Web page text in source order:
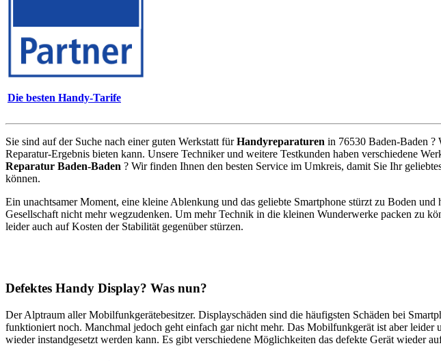
Die besten Handy-Tarife
Sie sind auf der Suche nach einer guten Werkstatt fürHandyreparaturen in 76530 Baden-Baden ?
Reparatur-Ergebnis bieten kann. Unsere Techniker und weitere Testkunden haben verschiedene
Reparatur Baden-Baden ? Wir finden Ihnen den besten Service im Umkreis, damit Sie Ihr
können.
Ein unachtsamer Moment, eine kleine Ablenkung und das geliebte Smartphone stürzt zu Boden
Gesellschaft nicht mehr wegzudenken. Um mehr Technik in die kleinen Wunderwerke packen zu
leider auch auf Kosten der Stabilität gegenüber stürzen.
Defektes Handy Display? Was nun?
Der Alptraum aller Mobilfunkgerätebesitzer. Displayschäden sind die häufigsten Schäden bei
funktioniert noch. Manchmal jedoch geht einfach gar nicht mehr. Das Mobilfunkgerät ist aber
wieder instandgesetzt werden kann. Es gibt verschiedene Möglichkeiten das defekte Gerät wieder